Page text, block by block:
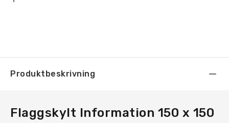
Produktbeskrivning
Flaggskylt Information 150 x 150